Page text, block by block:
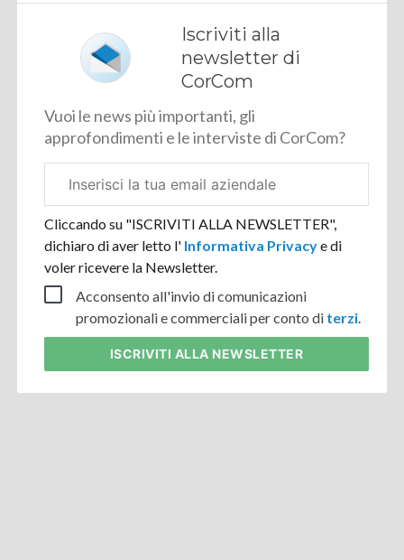
Iscriviti alla
newsletter di
CorCom
Vuoi le news più importanti, gli
approfondimenti e le interviste di CorCom?
aziendale
Cliccando su "ISCRIVITI ALLA NEWSLETTER",
dichiaro di aver letto l' Informativa Privacye di
voler ricevere la Newsletter.
Acconsento all'invio di comunicazioni
promozionali e commerciali per conto di terzi.
ISCRIVITI ALLA NEWSLETTER